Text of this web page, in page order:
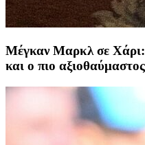
Μέγκαν Μαρκλ σε Χάρι:
και ο πιο